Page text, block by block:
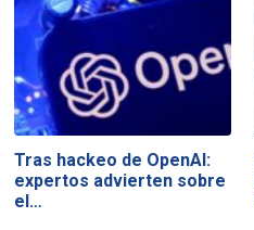
Tras hackeo de OpenAI:
expertos advierten sobre
el…